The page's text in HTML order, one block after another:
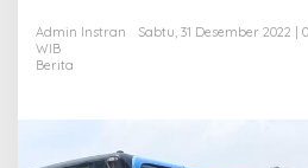
n
Admin Instran
Sabtu, 31 Desember 2022 |
WIB
Berita